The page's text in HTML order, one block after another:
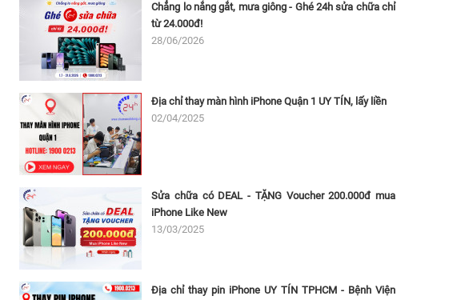
Chẳng lo nắng gắt, mưa giông - Ghé 24h sửa chữa chỉ
từ 24.000đ!
28/06/2026
Địa chỉ thay màn hình iPhone Quận 1 UY TÍN, lấy liền
02/04/2025
Sửa chữa có DEAL - TẶNG Voucher 200.000đ mua
iPhone Like New
13/03/2025
Địa chỉ thay pin iPhone UY TÍN TPHCM - Bệnh Viện